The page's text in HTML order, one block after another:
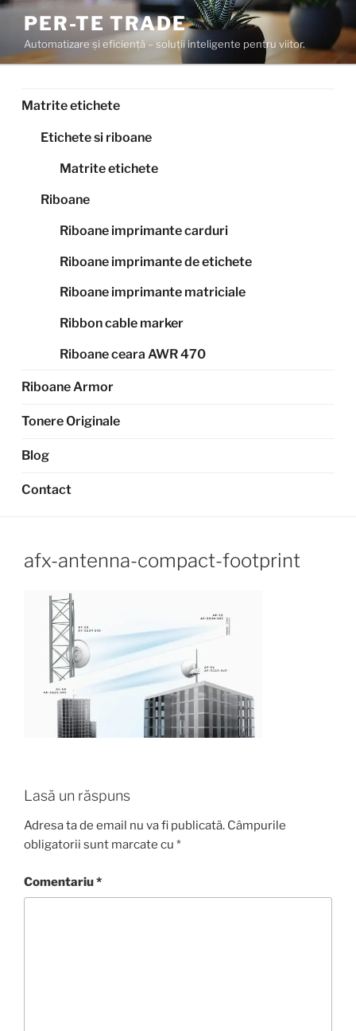
Sari
conținut
PER-TE TRADE
Automatizare și eficiență – soluții inteligente pentru viitor.
Matrite etichete
Etichete si riboane
Matrite etichete
Riboane
Riboane imprimante carduri
Riboane imprimante de etichete
Riboane imprimante matriciale
Ribbon cable marker
Riboane ceara AWR 470
Riboane Armor
Tonere Originale
Blog
Contact
afx-antenna-compact-footprint
Lasă un răspuns
Adresa ta de email nu va fi publicată. Câmpurile
obligatorii sunt marcate cu *
Comentariu*